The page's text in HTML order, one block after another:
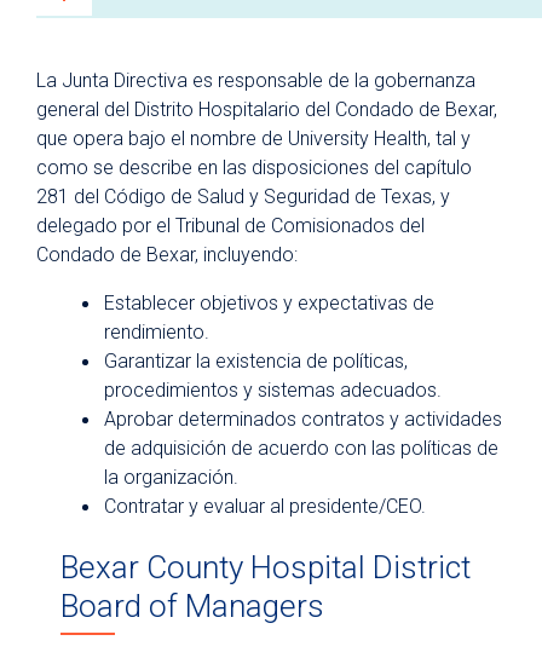
Board of Managers
Contact a Board Member
Leadership Team
Our History
Our Future - Expansion Plans
Awards and Recognitions
Community First Health Plans
University Medicine Associates
University Health Foundation
Institute for Public Health
Community Partnerships
Community Health Needs Assessment
Medical Staff Verification
La Junta Directiva es responsable de la gobernanza
general del Distrito Hospitalario del Condado de Bexar,
que opera bajo el nombre de University Health, tal y
como se describe en las disposiciones del capítulo
281 del Código de Salud y Seguridad de Texas, y
delegado por el Tribunal de Comisionados del
Condado de Bexar, incluyendo:
Establecer objetivos y expectativas de
rendimiento.
Garantizar la existencia de políticas,
procedimientos y sistemas adecuados.
Aprobar determinados contratos y actividades
de adquisición de acuerdo con las políticas de
la organización.
Contratar y evaluar al presidente/CEO.
Bexar County Hospital District
Board of Managers